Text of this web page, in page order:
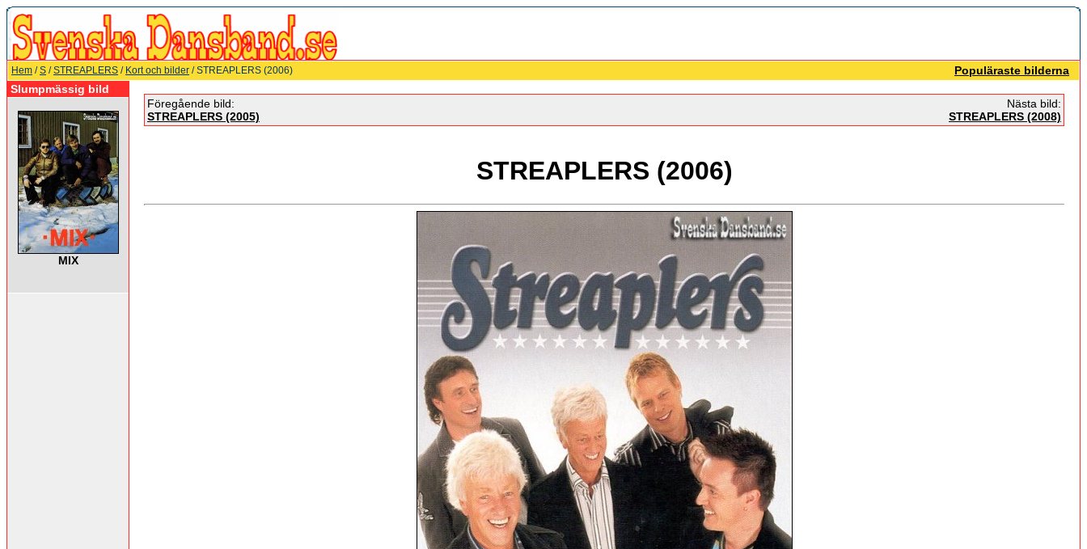
Hem /S /STREAPLERS / Kort och bilder / STREAPLERS (2006)
Populäraste bilderna
Slumpmässig bild
MIX
Föregående bild:
STREAPLERS (2005)
Nästa bild:
STREAPLERS (2008)
STREAPLERS (2006)